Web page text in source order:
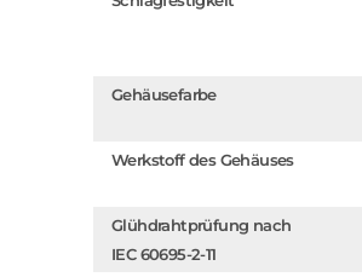
Gehäusefarbe
Werkstoff des Gehäuses
Glühdrahtprüfung nach
IEC 60695-2-11